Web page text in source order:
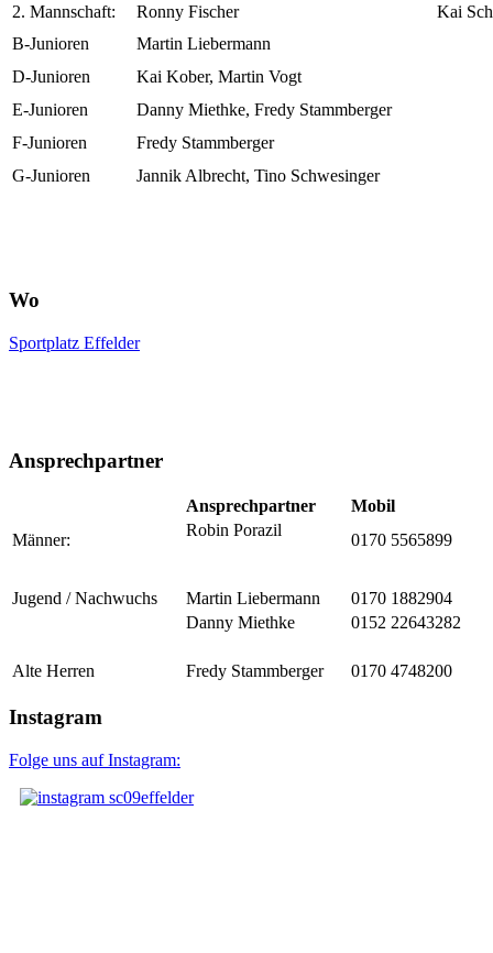
2. Mannschaft:
Ronny Fischer
Kai
B-Junioren
Martin Liebermann
D-Junioren
Kai Kober, Martin Vogt
E-Junioren
Danny Miethke, Fredy Stammberger
F-Junioren
Fredy Stammberger
G-Junioren
Jannik Albrecht, Tino Schwesinger
Wo
Sportplatz Effelder
Ansprechpartner
Ansprechpartner
Mobil
Männer:
Robin Porazil
0170 5565899
Jugend / Nachwuchs Martin Liebermann
0170 1882904
Danny Miethke
0152 22643282
Alte Herren Fredy Stammberger 0170 4748200
Instagram
Folge uns auf Instagram: